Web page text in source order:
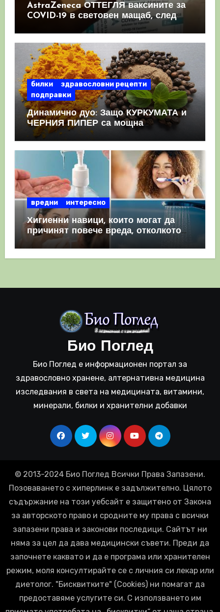
AstraZeneca ОТТЕГЛЯ ваксините за
COVID-19 в световен мащаб, след
като призна, че те причиняват
КРЪВНИ съсиреци
билки
здравословни рецепти
подправки
Динамично дуо: Защо КУРКУМАТА и
ЧЕРНИЯ ПИПЕР са мощна
комбинация
вредни интересно
Хигиенни навици, които могат да
причинят повече вреда, отколкото
полза
Био Поглед
Био Поглед е информационен портал за
здравословно хранене, алтернативна медицина
изследвания в света на медицината, витамини,
минерали, билки и хранителни добавки
© 2013-2024 Био Поглед Всички Права Запазени.
Позоваването с хиперлинк е задължително. Цялото
съдържание на този уебсайт е защитено от Закона
за авторското право и сродните му права с всички
запазени права и законови последици. Сайтът ни
няма за цел да дава медицински съвети. Преди да
започнете каквато и да е програма или хранителен
режим, моля консултирайте се с личния си лекар или
диетолог. "Бисквитките" (Cookies) ни помагат да
предоставяме услугите си. С използването им